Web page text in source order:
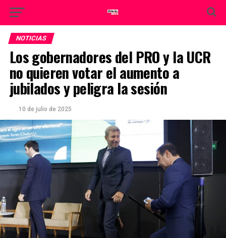
NOTICIAS
Los gobernadores del PRO y la UCR
no quieren votar el aumento a
jubilados y peligra la sesión
10 de julio de 2025